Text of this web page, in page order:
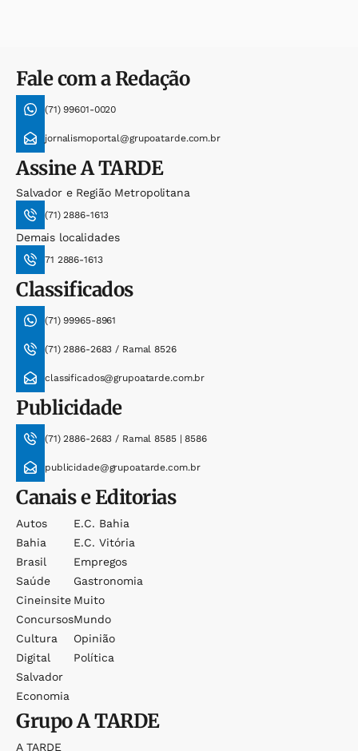
Fale com a Redação
(71) 99601-0020
jornalismoportal@grupoatarde.com.br
AssineA TARDE
Salvador e Região Metropolitana
(71) 2886-1613
Demais localidades
71 2886-1613
Classificados
(71) 99965-8961
(71) 2886-2683 / Ramal 8526
classificados@grupoatarde.com.br
Publicidade
(71) 2886-2683 / Ramal 8585 | 8586
publicidade@grupoatarde.com.br
Canais e Editorias
Autos
Bahia
Brasil
Saúde
Cineinsite
Concursos
Cultura
Digital
Salvador
Economia
E.c. Bahia
E.c. Vitória
Empregos
Gastronomia
Muito
Mundo
Opinião
Política
GrupoA TARDE
A TARDE